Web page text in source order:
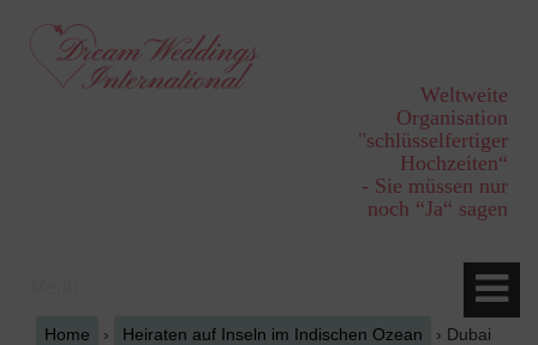
Hauptmenü
springen
Weltweite
Organisation
"schlüsselfertiger
Hochzeiten“
- Sie müssen nur
noch “Ja“ sagen
Home › Heiraten auf Inseln im Indischen Ozean › Dubai